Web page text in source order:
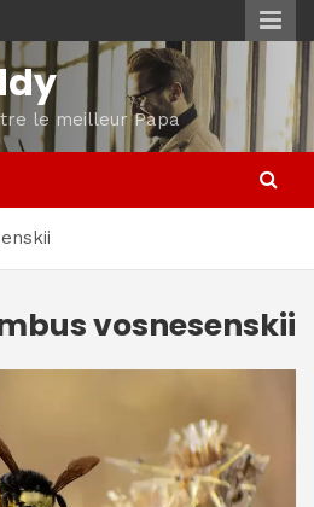
le meilleur Papa
vosnesenskii